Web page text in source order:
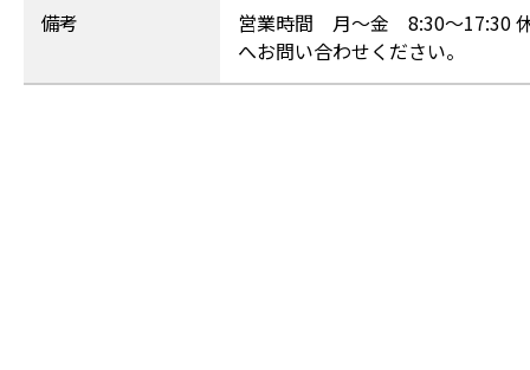
備考
営業時間 月～金 8:30～
へお問い合わせください。